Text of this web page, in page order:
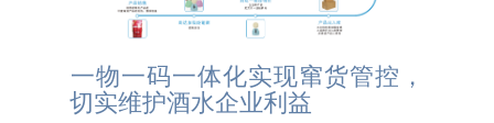
​一物一码一体化实现窜货管控，
切实维护酒水企业利益